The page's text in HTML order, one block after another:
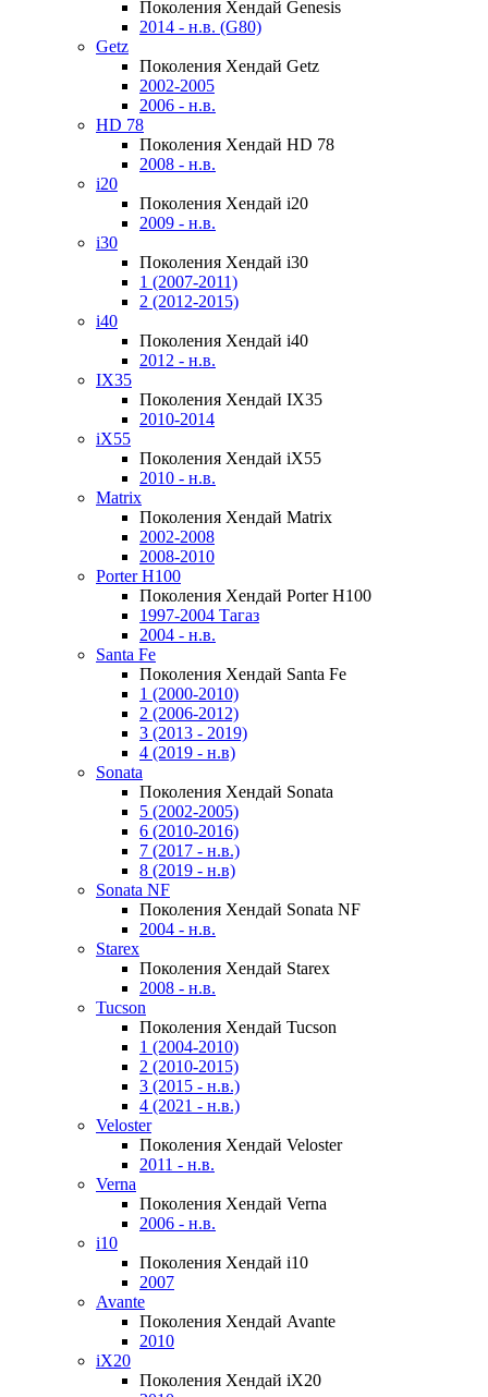
Поколения Хендай Genesis
2014 - н.в. (G80)
Getz
Поколения Хендай Getz
2002-2005
2006 - н.в.
HD 78
Поколения Хендай HD 78
2008 - н.в.
i20
Поколения Хендай i20
2009 - н.в.
i30
Поколения Хендай i30
1 (2007-2011)
2 (2012-2015)
i40
Поколения Хендай i40
2012 - н.в.
IX35
Поколения Хендай IX35
2010-2014
iX55
Поколения Хендай iX55
2010 - н.в.
Matrix
Поколения Хендай Matrix
2002-2008
2008-2010
Porter H100
Поколения Хендай Porter H100
1997-2004 Тагаз
2004 - н.в.
Santa Fe
Поколения Хендай Santa Fe
1 (2000-2010)
2 (2006-2012)
3 (2013 - 2019)
4 (2019 - н.в)
Sonata
Поколения Хендай Sonata
5 (2002-2005)
6 (2010-2016)
7 (2017 - н.в.)
8 (2019 - н.в)
Sonata NF
Поколения Хендай Sonata NF
2004 - н.в.
Starex
Поколения Хендай Starex
2008 - н.в.
Tucson
Поколения Хендай Tucson
1 (2004-2010)
2 (2010-2015)
3 (2015 - н.в.)
4 (2021 - н.в.)
Veloster
Поколения Хендай Veloster
2011 - н.в.
Verna
Поколения Хендай Verna
2006 - н.в.
i10
Поколения Хендай i10
2007
Avante
Поколения Хендай Avante
2010
iX20
Поколения Хендай iX20